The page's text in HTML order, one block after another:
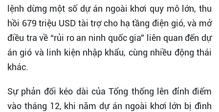
lệnh dừng một số dự án ngoài khơi quy mô lớn, thu
hồi 679 triệu USD tài trợ cho hạ tầng điện gió, và mở
điều tra về “rủi ro an ninh quốc gia” liên quan đến dự
án gió và linh kiện nhập khẩu, cùng nhiều động thái
khác.
Sự phản đối kéo dài của Tổng thống lên đỉnh điểm
vào tháng 12, khi năm dự án ngoài khơi lớn bị đình